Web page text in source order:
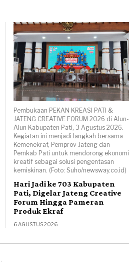
Pembukaan PEKAN KREASI PATI &
JATENG CREATIVE FORUM 2026 di Alun-
Alun Kabupaten Pati, 3 Agustus 2026.
Kegiatan ini menjadi langkah bersama
Kemenekraf, Pemprov Jateng dan
Pemkab Pati untuk mendorong ekonomi
kreatif sebagai solusi pengentasan
kemiskinan. (Foto: Suho/newsway.co.id)
Hari Jadi ke 703 Kabupaten
Pati, Digelar Jateng Creative
Forum Hingga Pameran
Produk Ekraf
6 AGUSTUS 2026